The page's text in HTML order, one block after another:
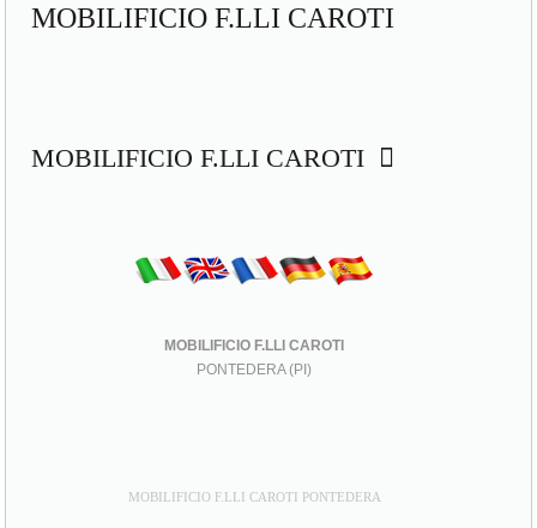
MOBILIFICIO F.LLI CAROTI
MOBILIFICIO F.LLI CAROTI
MOBILIFICIO F.LLI CAROTI
PONTEDERA (PI)
MOBILIFICIO F.LLI CAROTI PONTEDERA